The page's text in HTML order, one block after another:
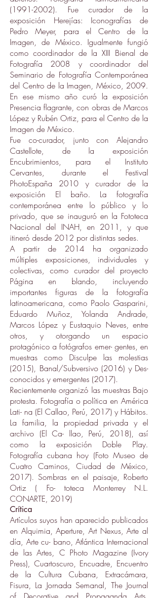
(1991-2002). Fue curador de la
exposición Herejías: Iconografías de
Pedro Meyer, para el Centro de la
Imagen, de México. Igualmente fungió
como coordinador de la XIII Bienal de
Fotografía 2008 y coordinador del
Seminario de Fotografía Contemporánea
del Centro de la Imagen, México, 2009.
En ese mismo año curó la exposición
Presencia flagrante, con obras de Marcos
López y Rubén Ortiz, para el Centro de la
Imagen de México.
Fue co-curador, junto con Alejandro
Castellote, de la exposición
Encubrimientos, para el Instituto
Cervantes, durante el Festival
PhotoEspaña 2010 y curador de la
exposición El baño. La fotografía
contemporánea entre lo público y lo
privado, que se inauguró en la Fototeca
Nacional del INAH, en 2011, y que
itineró desde 2012 por distintas sedes.
A partir de 2014 ha organizado
múltiples exposiciones, individuales y
colectivas, como curador del proyecto
Página en blando, incluyendo
importantes figuras de la fotografía
latinoamericana, como Paolo Gasparini,
Eduardo Muñoz, Yolanda Andrade,
Marcos López y Eustaquio Neves, entre
otros, y otorgando un espacio
protagónico a fotógrafos emer- gentes, en
muestras como Disculpe las molestias
(2015), Banal/Subversivo (2016) y Des-
conocidos y emergentes (2017).
Recientemente organizó las muestras Bajo
protesta. Fotografía o política en América
Lati- na (El Callao, Perú, 2017) y Hábitos.
La familia, la propiedad privada y el
archivo (El Ca- llao, Perú, 2018), así
como la exposición Doble Play.
Fotografía cubana hoy (Foto Museo de
Cuatro Caminos, Ciudad de México,
2017). Sombras en el paisaje, Roberto
Ortiz ( Fo- toteca Monterrey N.L.
CONARTE, 2019)
Crítica
Artículos suyos han aparecido publicados
en Alquimia, Aperture, Art Nexus, Arte al
día, Arte cu- bano, Atlántica Internacional
de las Artes, C Photo Magazine (Ivory
Press), Cuartoscuro, Encuadre, Encuentro
de la Cultura Cubana, Extracámara,
Fisura, La Jornada Semanal, The Journal